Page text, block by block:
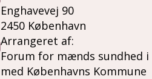
Enghavevej 90
2450 København
Arrangeret af:
Forum for mænds sundhed i
med Københavns Kommune